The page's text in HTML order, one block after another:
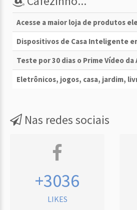
Acesse a maior loja de produtos
Dispositivos de Casa Inteligente
Teste por 30 dias o Prime Vídeo da
Eletrônicos, jogos, casa, jardim,
Nas redes sociais
+3036
LIKES